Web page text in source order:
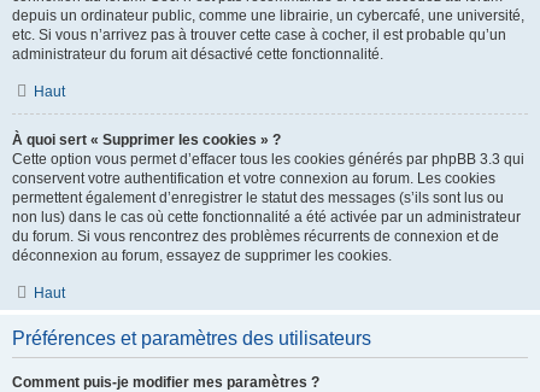
depuis un ordinateur public, comme une librairie, un cybercafé, une université,
etc. Si vous n’arrivez pas à trouver cette case à cocher, il est probable qu’un
administrateur du forum ait désactivé cette fonctionnalité.
Haut
À quoi sert « Supprimer les cookies » ?
Cette option vous permet d’effacer tous les cookies générés par phpBB 3.3 qui
conservent votre authentification et votre connexion au forum. Les cookies
permettent également d’enregistrer le statut des messages (s’ils sont lus ou
non lus) dans le cas où cette fonctionnalité a été activée par un administrateur
du forum. Si vous rencontrez des problèmes récurrents de connexion et de
déconnexion au forum, essayez de supprimer les cookies.
Haut
Préférences et paramètres des utilisateurs
Comment puis-je modifier mes paramètres ?